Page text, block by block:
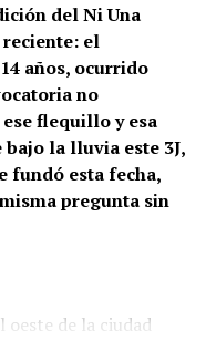
de (no)
del Ni Una
el
años, ocurrido
no
flequillo y esa
la lluvia este 3J,
fundó esta fecha,
pregunta sin
de la ciudad